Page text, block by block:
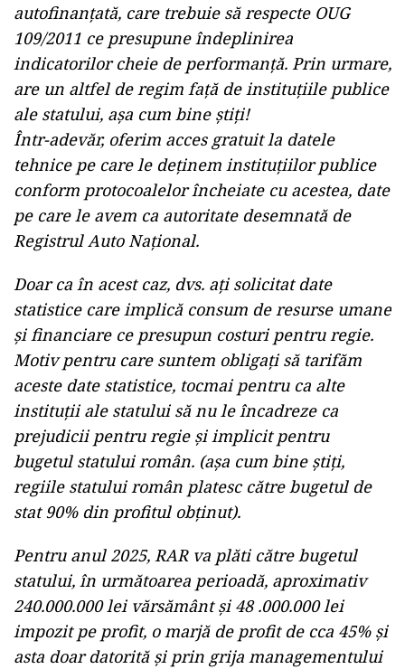
autofinanțată, care trebuie să respecte OUG
109/2011 ce presupune îndeplinirea
indicatorilor cheie de performanță. Prin urmare,
are un altfel de regim față de instituțiile publice
ale statului, așa cum bine știți!
Într-adevăr, oferim acces gratuit la datele
tehnice pe care le deținem instituțiilor publice
conform protocoalelor încheiate cu acestea, date
pe care le avem ca autoritate desemnată de
Registrul Auto Național.
Doar ca în acest caz, dvs. ați solicitat date
statistice care implică consum de resurse umane
și financiare ce presupun costuri pentru regie.
Motiv pentru care suntem obligați să tarifăm
aceste date statistice, tocmai pentru ca alte
instituții ale statului să nu le încadreze ca
prejudicii pentru regie și implicit pentru
bugetul statului român. (așa cum bine știți,
regiile statului român platesc către bugetul de
stat 90% din profitul obținut).
Pentru anul 2025, RAR va plăti către bugetul
statului, în următoarea perioadă, aproximativ
240.000.000 lei vărsământ și 48 .000.000 lei
impozit pe profit, o marjă de profit de cca 45% și
asta doar datorită și prin grija managementului